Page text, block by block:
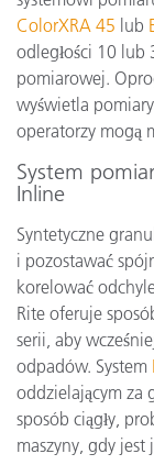
ColorXRA 45 lub
odległości 10 lub
pomiarowej.
wyświetla
operatorzy mogą
System
Inline
Syntetyczne
i pozostawać
korelować
Rite oferuje
serii, aby
odpadów. System
oddzielającym za
sposób ciągły,
maszyny, gdy